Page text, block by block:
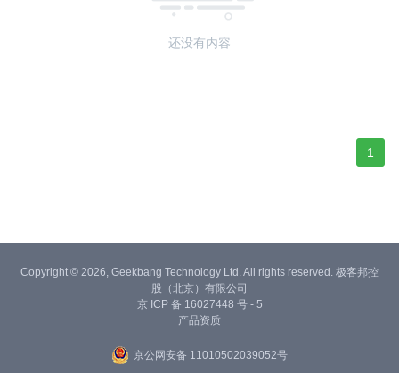
还没有内容
1
Copyright © 2026, Geekbang Technology Ltd. All rights reserved. 极客邦控
股（北京）有限公司
京 ICP 备 16027448 号 - 5
产品资质
京公网安备 11010502039052号